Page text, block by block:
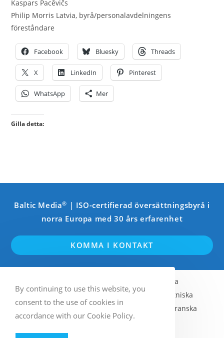
Kaspars Pacēvičs
Philip Morris Latvia, byrå/personalavdelningens
föreståndare
Facebook Bluesky Threads
X LinkedIn Pinterest
WhatsApp Mer
Gilla detta:
Baltic Media® | ISO-certifierad översättningsbyrå i
norra Europa med 30 års erfarenhet
KOMMA I KONTAKT
Finska
Norska (Bokmål)
Lettiska
Estniska
Litauiska
Ryska
Franska
Spanska
By continuing to use this website, you
consent to the use of cookies in
accordance with our Cookie Policy.